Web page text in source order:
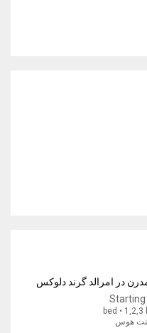
در امرالد گرند دلوکس
پنت هوس